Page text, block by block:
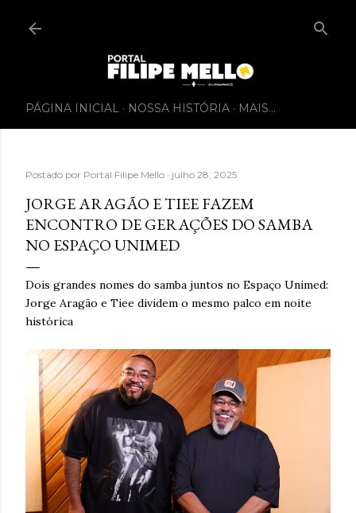
PÁGINA INICIAL NOSSA HISTÓRIA MAIS…
Postado por Portal Filipe Mello julho 28, 2025
JORGE ARAGÃO E TIEE FAZEM
ENCONTRO DE GERAÇÕES DO SAMBA
NO ESPAÇO UNIMED
Dois grandes nomes do samba juntos no Espaço Unimed:
Jorge Aragão e Tiee dividem o mesmo palco em noite
histórica